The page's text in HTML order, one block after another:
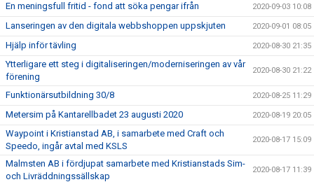
En meningsfull fritid - fond att söka pengar ifrån 2020-09-03 10:08
Lanseringen av den digitala webbshoppen uppskjuten 2020-09-01 08:05
Hjälp inför tävling 2020-08-30 21:35
Ytterligare ett steg i digitaliseringen/moderniseringen av vår
förening
2020-08-30 21:22
Funktionärsutbildning 30/8 2020-08-25 11:29
Metersim på Kantarellbadet 23 augusti 2020 2020-08-19 20:05
Waypoint i Kristianstad AB, i samarbete med Craft och
Speedo, ingår avtal med KSLS
2020-08-17 15:09
Malmsten AB i fördjupat samarbete med Kristianstads Sim-
och Livräddningssällskap
2020-08-17 11:39